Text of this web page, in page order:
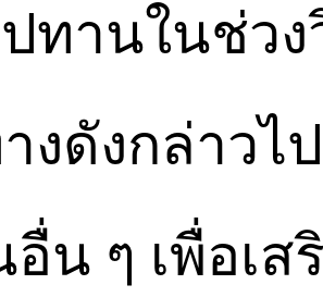
ทานในช่ว
งดังกล่าว
อื่น ๆ เพื่อเ